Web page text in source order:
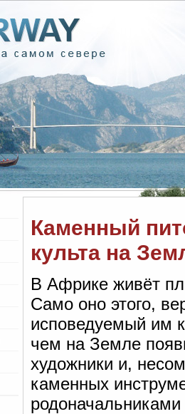
Каменный
культа на
В Африке живёт
Само оно этого,
исповедуемый им
чем на Земле
художники и,
каменных